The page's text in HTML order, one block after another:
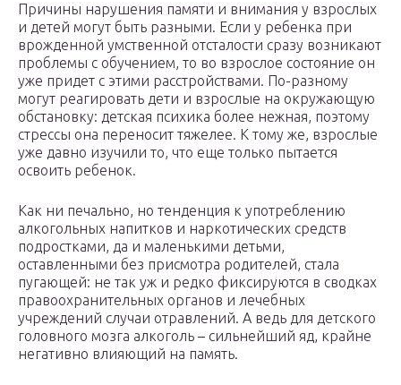
Причины нарушения памяти и внимания у взрослых
и детей могут быть разными. Если у ребенка при
врожденной умственной отсталости сразу возникают
проблемы с обучением, то во взрослое состояние он
уже придет с этими расстройствами. По-разному
могут реагировать дети и взрослые на окружающую
обстановку: детская психика более нежная, поэтому
стрессы она переносит тяжелее. К тому же, взрослые
уже давно изучили то, что еще только пытается
освоить ребенок.
Как ни печально, но тенденция к употреблению
алкогольных напитков и наркотических средств
подростками, да и маленькими детьми,
оставленными без присмотра родителей, стала
пугающей: не так уж и редко фиксируются в сводках
правоохранительных органов и лечебных
учреждений случаи отравлений. А ведь для детского
головного мозга алкоголь – сильнейший яд, крайне
негативно влияющий на память.